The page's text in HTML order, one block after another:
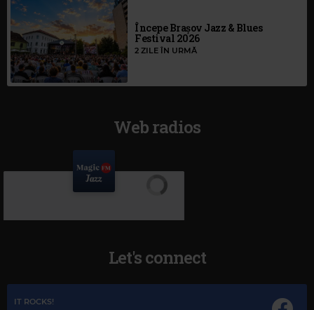
Începe Brașov Jazz & Blues
Festival 2026
2 ZILE ÎN URMĂ
Web radios
Let's connect
IT ROCKS!